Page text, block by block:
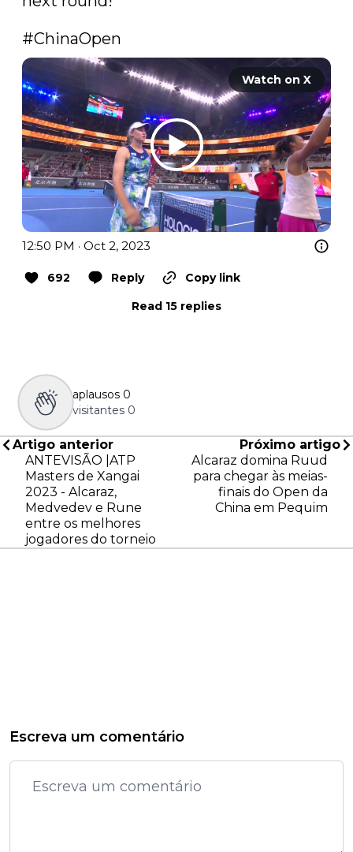
#ChinaOpen
Watch on X
12:50 PM · Oct 2, 2023
692 Reply
Copy link
Read 15 replies
aplausos 0
visitantes 0
Artigo anterior
ANTEVISÃO |ATP
Masters de Xangai
2023 - Alcaraz,
Medvedev e Rune
entre os melhores
jogadores do torneio
Próximo artigo
Alcaraz domina Ruud
para chegar às meias-
finais do Open da
China em Pequim
Escreva um comentário